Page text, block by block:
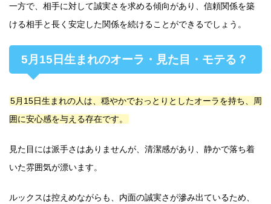
一方で、相手に対して誠実さを求める傾向があり、信頼関係を築
ける相手と長く安定した関係を続けることができるでしょう。
5月15日生まれのオーラ・見た目・モテる？
5月15日生まれの人は、穏やかでおっとりとしたオーラを持ち、周
囲に安心感を与える存在です。
見た目には派手さはありませんが、清潔感があり、静かで落ち着
いた雰囲気が漂います。
ルックスは控えめながらも、内面の誠実さが滲み出ているため、